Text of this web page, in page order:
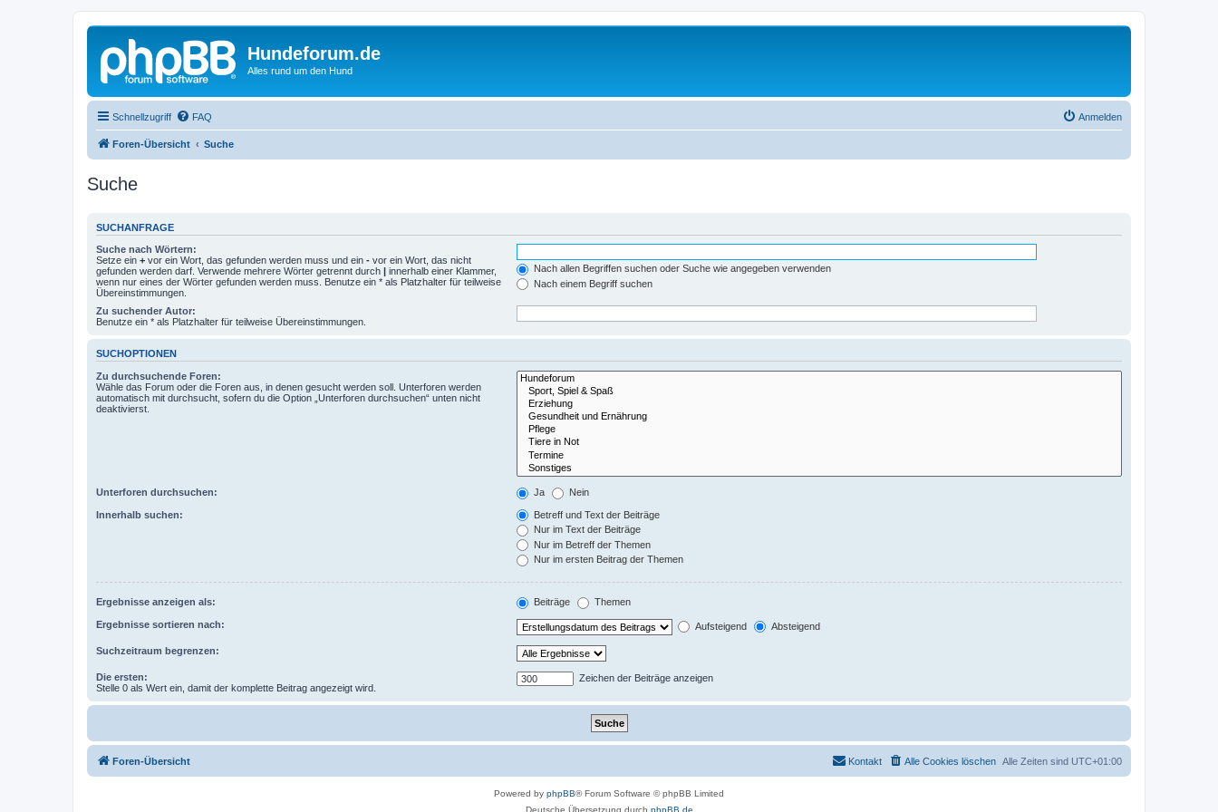
Hundeforum.de
Alles rund um den Hund
Schnellzugriff FAQ Anmelden
Foren-Übersicht Suche
Suche
SUCHANFRAGE
Suche nach Wörtern:
Setze ein + vor ein Wort, das gefunden werden muss und ein - vor ein Wort, das nicht
gefunden werden darf. Verwende mehrere Wörter getrennt durch | innerhalb einer Klammer,
wenn nur eines der Wörter gefunden werden muss. Benutze ein * als Platzhalter für teilweise
Übereinstimmungen.
Nach allen Begriffen suchen oder Suche wie angegeben verwenden
Nach einem Begriff suchen
Zu suchender Autor:
Benutze ein * als Platzhalter für teilweise Übereinstimmungen.
SUCHOPTIONEN
Zu durchsuchende Foren:
Wähle das Forum oder die Foren aus, in denen gesucht werden soll. Unterforen werden
automatisch mit durchsucht, sofern du die Option „Unterforen durchsuchen“ unten nicht
deaktivierst.
Unterforen durchsuchen: Ja Nein
Innerhalb suchen:
Betreff und Text der Beiträge
Nur im Text der Beiträge
Nur im Betreff der Themen
Nur im ersten Beitrag der Themen
Ergebnisse anzeigen als: Beiträge Themen
Ergebnisse sortieren nach: Aufsteigend Absteigend
Suchzeitraum begrenzen:
Die ersten:
Stelle 0 als Wert ein, damit der komplette Beitrag angezeigt wird.
Zeichen der Beiträge anzeigen
Foren-Übersicht Alle Zeiten sind UTC+01:00
Alle Cookies löschen
Kontakt
Powered by phpBB® Forum Software © phpBB Limited
Deutsche Übersetzung durch phpBB.de